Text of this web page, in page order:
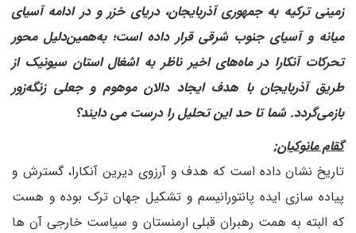
زمینی ترکیه به جمهوری آذربایجان، دریای خزر و در ادامه آسیای
میانه و آسیای جنوب شرقی قرار داده است؛ به‌همین‌دلیل محور
تحرکات آنکارا در ماه‌های اخیر ناظر به اشغال استان سیونیک از
طریق آذربایجان با هدف ایجاد دالان موهوم و جعلی زنگه‌زور
بازمی‌گردد. شما تا حد این تحلیل را درست می دایند؟
گقام مانوکیان:
تاریخ نشان داده است که هدف و آرزوی دیرین آنکارا، گسترش و
پیاده سازی ایده پانتورانیسم و تشکیل جهان ترک بوده و هست
که البته به همت رهبران قبلی ارمنستان و سیاست خارجی آن ها